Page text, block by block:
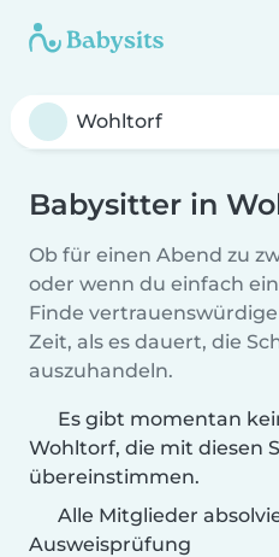
Babysitter in
Ob für einen Abend zu
oder wenn du einfach
Finde
Zeit, als es dauert, die
auszuhandeln.
Es gibt momentan
Wohltorf, die mit diesen
übereinstimmen.
Alle Mitglieder
Ausweisprüfung